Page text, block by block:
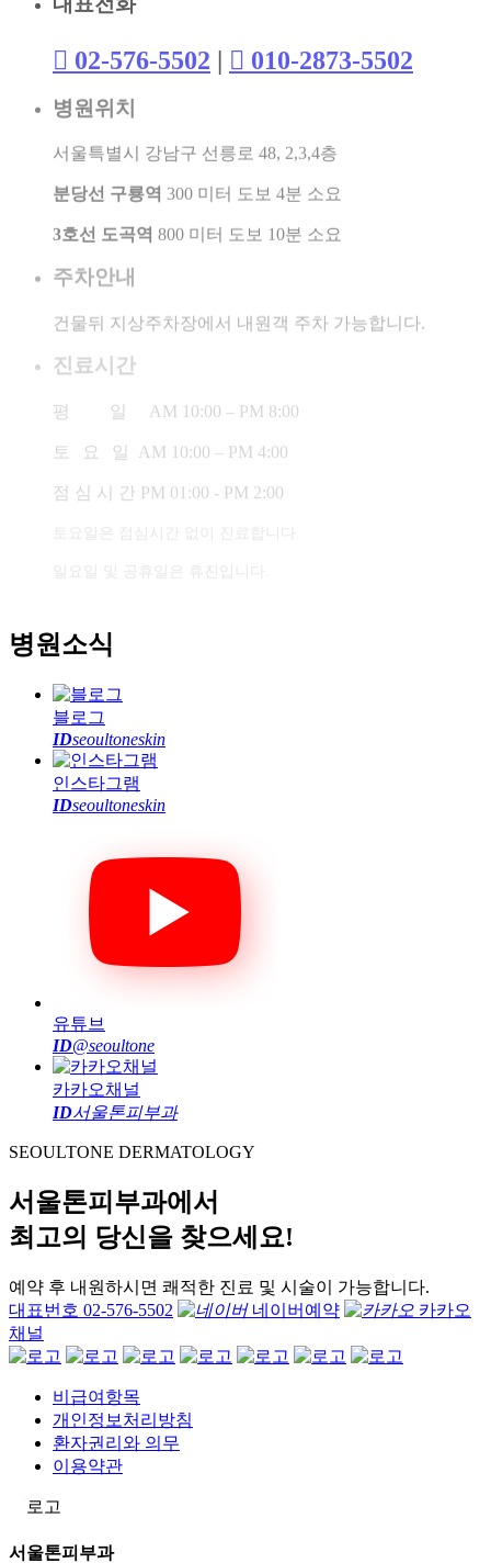
대표전화
02-576-5502 | 010-2873-5502
병원위치
서울특별시 강남구 선릉로 48, 2,3,4층
분당선 구룡역 300 미터 도보 4분 소요
3호선 도곡역 800 미터 도보 10분 소요
주차안내
진료시간
병원소식
블로그
IDseoultoneskin
인스타그램
IDseoultoneskin
유튜브
ID@seoultone
카카오채널
ID서울톤피부과
SEOULTONE DERMATOLOGY
서울톤피부과에서
최고의 당신을 찾으세요!
예약 후 내원하시면 쾌적한 진료 및 시술이 가능합니다.
대표번호 02-576-5502
네이버예약
카카오
채널
비급여항목
개인정보처리방침
환자권리와 의무
이용약관
서울톤피부과